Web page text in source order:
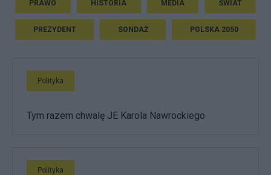
PRAWO HISTORIA MEDIA ŚWIAT
PREZYDENT SONDAŻ POLSKA 2050
Polityka
Tym razem chwalę JE Karola Nawrockiego
Polityka